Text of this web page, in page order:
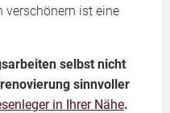
verschönern ist eine
selbst nicht
sinnvoller
in Ihrer Nähe.